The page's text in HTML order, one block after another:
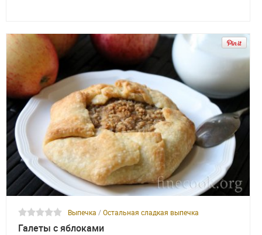
Выпечка /Остальная сладкая выпечка
Галеты с яблоками